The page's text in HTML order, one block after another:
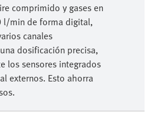
comprimido y gases en
l/min de forma digital,
canales
dosificación precisa,
los sensores integrados
externos. Esto ahorra